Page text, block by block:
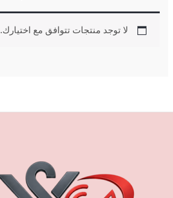
لا توجد منتجات تتوافق مع اختيارك.